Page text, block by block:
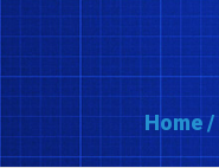
Home/